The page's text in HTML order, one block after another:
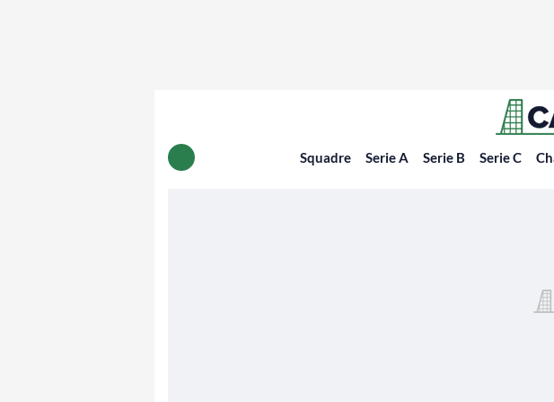
Squadre Serie A Serie B Serie C